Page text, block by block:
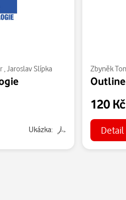
, Jaroslav Slípka
Ukázka:
Zbyněk
120
Detail